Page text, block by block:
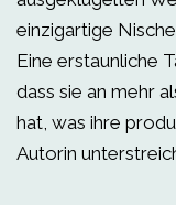
einzigartige
Eine erstaunliche
dass sie an mehr
hat, was ihre
Autorin